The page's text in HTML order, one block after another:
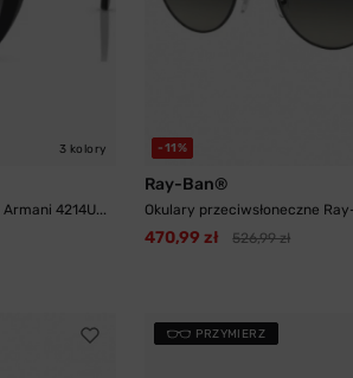
3 kolory
4214U...
-11%
Ray-Ban®
Okulary przeciwsłoneczne
470,99 zł 526,99 zł
PRZYMIERZ